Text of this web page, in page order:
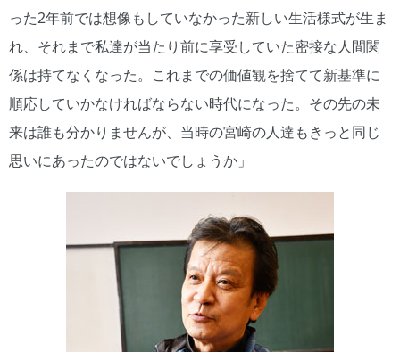
った2年前では想像もしていなかった新しい生活様式が生ま
れ、それまで私達が当たり前に享受していた密接な人間関
係は持てなくなった。これまでの価値観を捨てて新基準に
順応していかなければならない時代になった。その先の未
来は誰も分かりませんが、当時の宮崎の人達もきっと同じ
思いにあったのではないでしょうか」